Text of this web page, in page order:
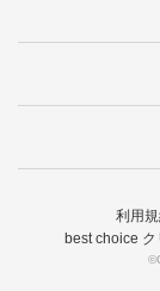
利用
best choice